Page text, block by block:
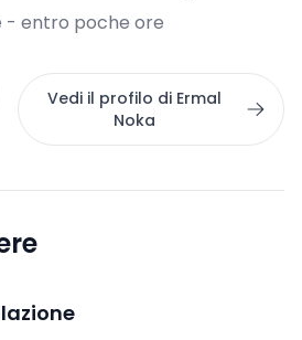
- entro poche ore
Vedi il profilo di Ermal
Noka